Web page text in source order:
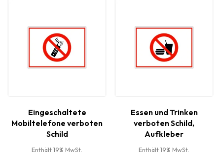
Eingeschaltete
Mobiltelefone verboten
Schild
Enthält 19% MwSt.
Essen und Trinken
verboten Schild,
Aufkleber
Enthält 19% MwSt.